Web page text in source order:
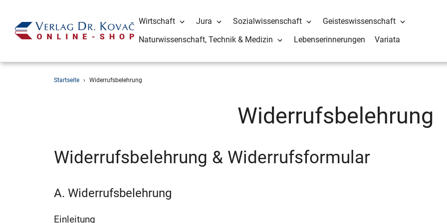
Wirtschaft Jura Sozialwissenschaft
Geisteswissenschaft
Naturwissenschaft, Technik & Medizin
Lebenserinnerungen Variata
Startseite › Widerrufsbelehrung
Widerrufsbelehrung
Widerrufsbelehrung & Widerrufsformular
A. Widerrufsbelehrung
Einleitung